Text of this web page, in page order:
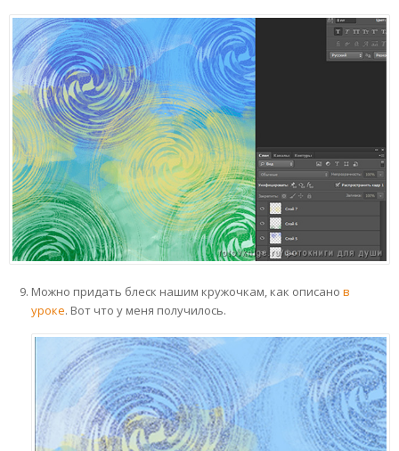
Можно придать блеск нашим кружочкам, как описано в
уроке. Вот что у меня получилось.